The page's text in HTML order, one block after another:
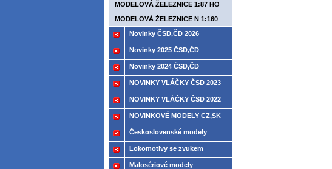
MODELOVÁ ŽELEZNICE 1:87 HO
MODELOVÁ ŽELEZNICE N 1:160
Novinky ČSD,ČD 2026
Novinky 2025 ČSD,ČD
Novinky 2024 ČSD,ČD
NOVINKY VLÁČKY ČSD 2023
NOVINKY VLÁČKY ČSD 2022
NOVINKOVÉ MODELY CZ,SK
2021
Československé modely
ČSD,ČD
Lokomotivy se zvukem
Malosériové modely